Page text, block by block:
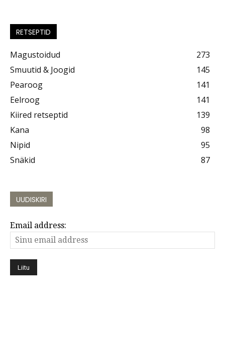
RETSEPTID
Magustoidud
273
Smuutid & Joogid
145
Pearoog
141
Eelroog
141
Kiired retseptid
139
Kana
98
Nipid
95
Snäkid
87
UUDISKIRI
Email address: